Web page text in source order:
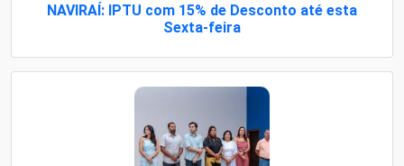
NAVIRAÍ: IPTU com 15% de Desconto até esta
Sexta-feira